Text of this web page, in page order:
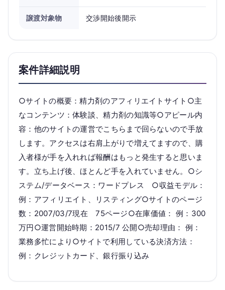
譲渡対象物 交渉開始後開示
案件詳細説明
○サイトの概要：精力剤のアフィリエイトサイト○主
なコンテンツ：体験談、精力剤の知識等○アピール内
容：他のサイトの運営でこちらまで回らないので手放
します。アクセスは右肩上がりで増えてますので、購
入者様が手を入れれば報酬はもっと発生すると思いま
す。立ち上げ後、ほとんど手を入れていません。○シ
ステム/データベース：ワードプレス ○収益モデル：
例：アフィリエイト、リスティング○サイトのページ
数：2007/03/7現在 75ページ○在庫価値： 例：300
万円○運営開始時期：2015/7 公開○売却理由： 例：
業務多忙により○サイトで利用している決済方法：
例：クレジットカード、銀行振り込み